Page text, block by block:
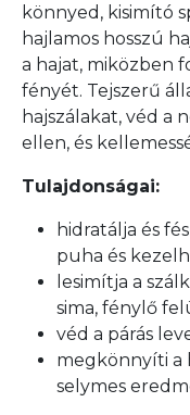
könnyed, kisimító
hajlamos hosszú
a hajat, miközben
fényét. Tejszerű
hajszálakat, véd a
ellen, és
Tulajdonságai:
hidratálja és
puha és
lesimítja a
sima, fénylő
véd a párás
megkönnyíti a
selymes